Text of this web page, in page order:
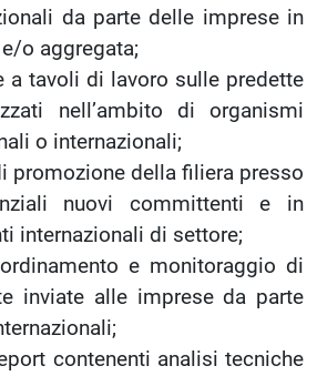
da parte delle imprese in
o aggregata;
tavoli di lavoro sulle predette
nell’ambito di organismi
o internazionali;
promozione della filiera presso
nuovi committenti e in
internazionali di settore;
e monitoraggio di
inviate alle imprese da parte
contenenti analisi tecniche